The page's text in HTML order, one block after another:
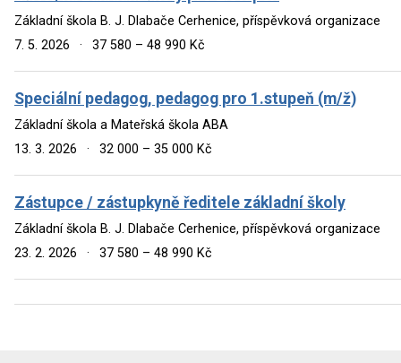
Základní škola B. J. Dlabače Cerhenice, příspěvková organizace
7. 5. 2026
· 37 580 – 48 990 Kč
Speciální pedagog, pedagog pro 1.stupeň (m/ž)
Základní škola a Mateřská škola ABA
13. 3. 2026
· 32 000 – 35 000 Kč
Zástupce / zástupkyně ředitele základní školy
Základní škola B. J. Dlabače Cerhenice, příspěvková organizace
23. 2. 2026
· 37 580 – 48 990 Kč